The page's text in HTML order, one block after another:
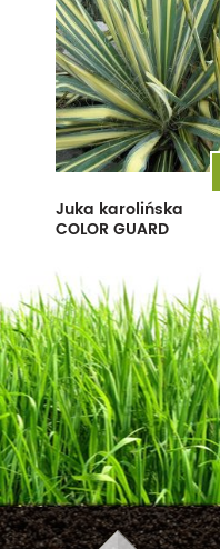
Juka karolińska
COLOR GUARD